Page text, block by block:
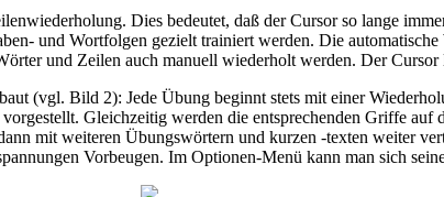
Dies bedeutet, daß der Cursor so lange
und Wortfolgen gezielt trainiert werden. Die
und Zeilen auch manuell wiederholt werden. Der
(vgl. Bild 2): Jede Übung beginnt stets mit einer
Gleichzeitig werden die entsprechenden Griffe
mit weiteren Übungswörtern und kurzen -texten weiter
Vorbeugen. Im Optionen-Menü kann man sich